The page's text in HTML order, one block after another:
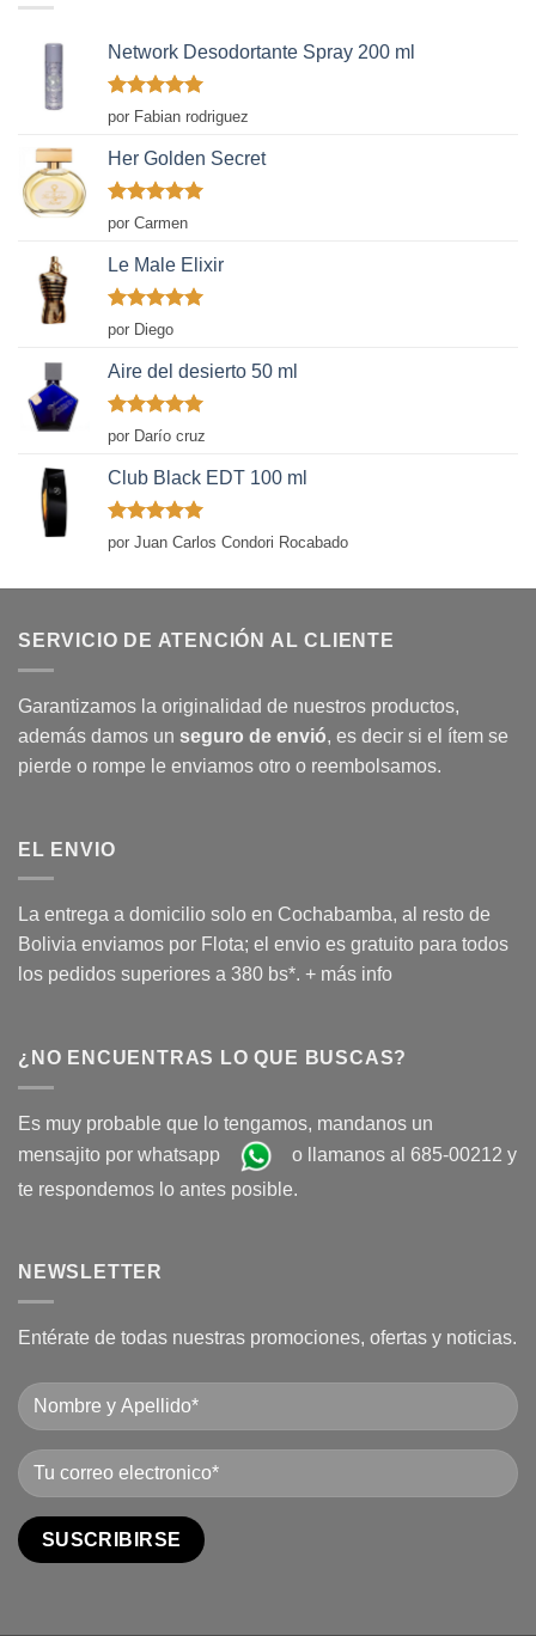
Network Desodortante Spray 200 ml
Valorado
con
por Fabian rodriguez
Her Golden Secret
Valorado
con
por Carmen
Le Male Elixir
Valorado
con
de 5
por Diego
Aire del desierto 50 ml
Valorado
con
por Darío cruz
Club Black EDT 100 ml
Valorado
con
por Juan Carlos Condori Rocabado
SERVICIO DE ATENCIÓN AL CLIENTE
Garantizamos la originalidad de nuestros productos,
además damos un seguro de envió, es decir si el ítem se
pierde o rompe le enviamos otro o reembolsamos.
EL ENVIO
La entrega a domicilio solo en Cochabamba, al resto de
Bolivia enviamos por Flota; el envio es gratuito para todos
los pedidos superiores a 380 bs*. + más info
¿NO ENCUENTRAS LO QUE BUSCAS?
Es muy probable que lo tengamos, mandanos un
mensajito por whatsapp
o llamanos al 685-00212 y
te respondemos lo antes posible.
NEWSLETTER
Entérate de todas nuestras promociones, ofertas y noticias.